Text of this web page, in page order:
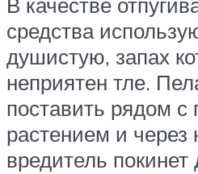
В качестве
средства
душистую, запах
неприятен тле.
поставить рядом
растением и через
вредитель покинет